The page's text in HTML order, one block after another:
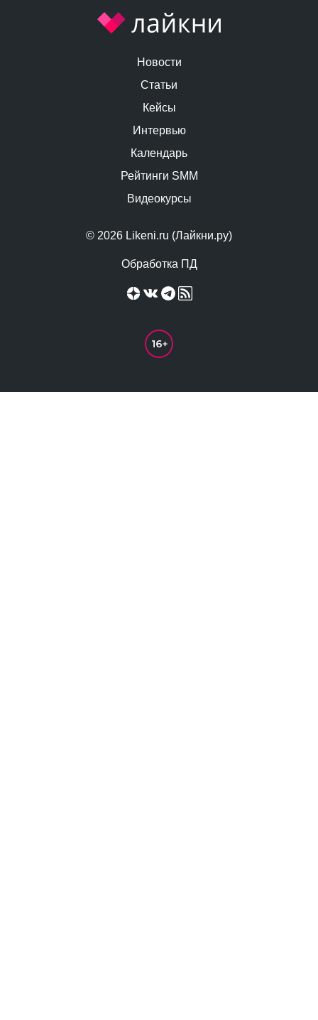
© 2026 Likeni.ru (Лайкни.ру)
Обработка ПД
Новости
Статьи
Кейсы
Интервью
Календарь
Рейтинги SMM
Видеокурсы